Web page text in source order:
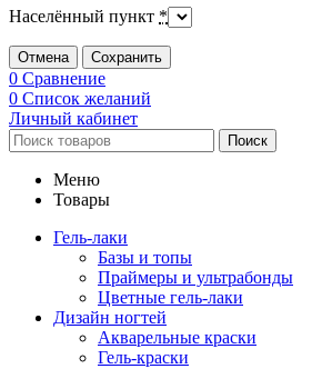
Населённый пункт *
Отмена Сохранить
0 Сравнение
0 Список желаний
Личный кабинет
Поиск
Меню
Товары
Гель-лаки
Базы и топы
Праймеры и ультрабонды
Цветные гель-лаки
Дизайн ногтей
Акварельные краски
Гель-краски